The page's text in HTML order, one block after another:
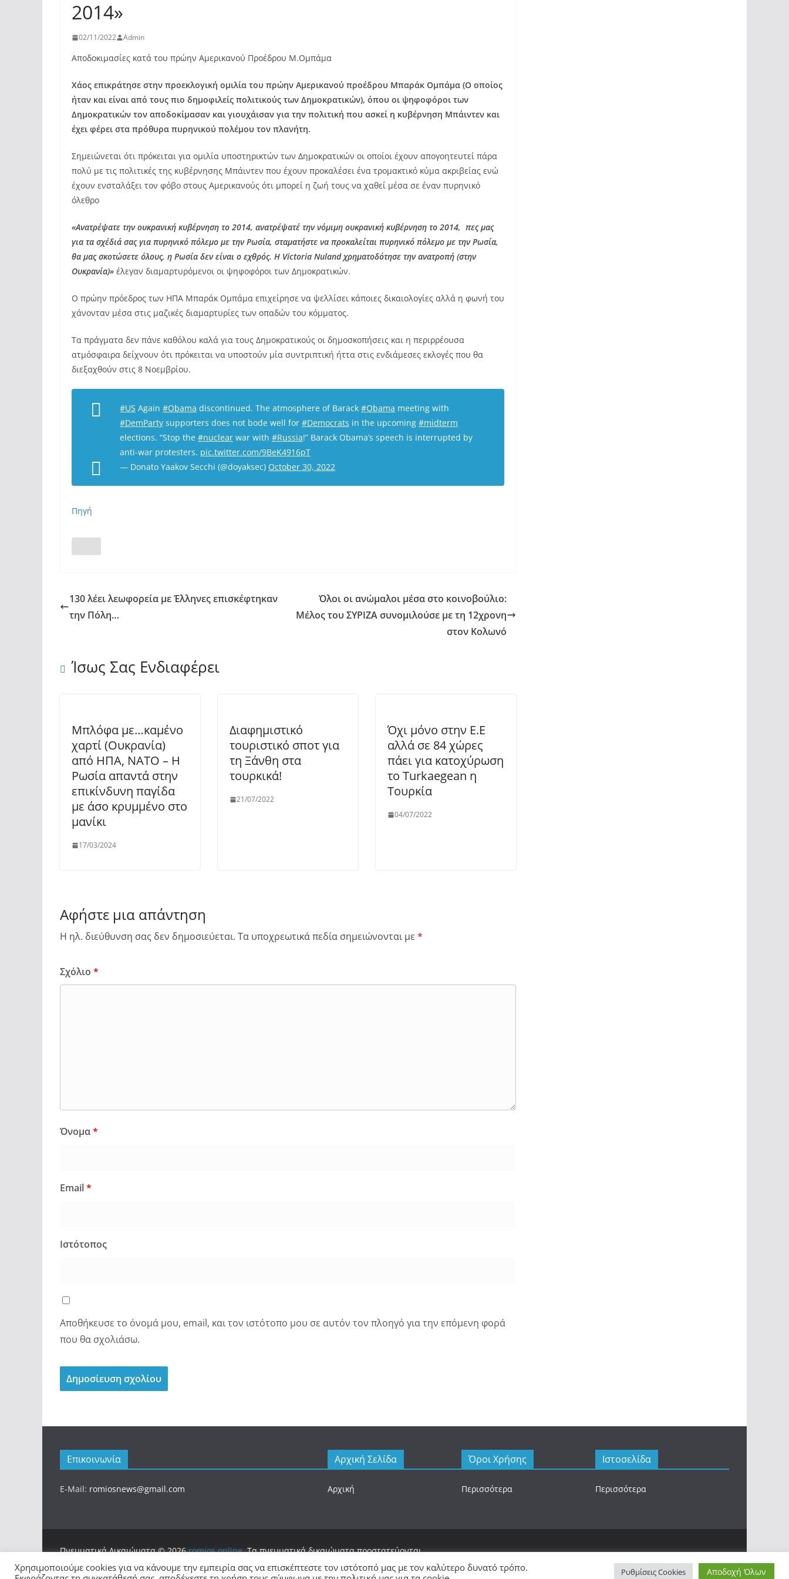
2014»
02/11/2022 Admin
Αποδοκιμασίες κατά του πρώην Αμερικανού Προέδρου Μ.Ομπάμα
Χάος επικράτησε στην προεκλογική ομιλία του πρώην Αμερικανού προέδρου Μπαράκ Ομπάμα (Ο οποίος
ήταν και είναι από τους πιο δημοφιλείς πολιτικούς των Δημοκρατικών), όπου οι ψηφοφόροι των
Δημοκρατικών τον αποδοκίμασαν και γιουχάισαν για την πολιτική που ασκεί η κυβέρνηση Μπάιντεν και
έχει φέρει στα πρόθυρα πυρηνικού πολέμου τον πλανήτη.
Σημειώνεται ότι πρόκειται για ομιλία υποστηρικτών των Δημοκρατικών οι οποίοι έχουν απογοητευτεί πάρα
πολύ με τις πολιτικές της κυβέρνησης Μπάιντεν που έχουν προκαλέσει ένα τρομακτικό κύμα ακριβείας ενώ
έχουν ενσταλάξει τον φόβο στους Αμερικανούς ότι μπορεί η ζωή τους να χαθεί μέσα σε έναν πυρηνικό
όλεθρο
«Ανατρέψατε την ουκρανική κυβέρνηση το 2014, ανατρέψατέ την νόμιμη ουκρανική κυβέρνηση το 2014, πες μας
για τα σχέδιά σας για πυρηνικό πόλεμο με την Ρωσία, σταματήστε να προκαλείται πυρηνικό πόλεμο με την Ρωσία,
θα μας σκοτώσετε όλους, η Ρωσία δεν είναι ο εχθρός. Η Victoria Nuland χρηματοδότησε την ανατροπή (στην
Ουκρανία)» έλεγαν διαμαρτυρόμενοι οι ψηφοφόροι των Δημοκρατικών.
Ο πρώην πρόεδρος των ΗΠΑ Μπαράκ Ομπάμα επιχείρησε να ψελλίσει κάποιες δικαιολογίες αλλά η φωνή του
χάνονταν μέσα στις μαζικές διαμαρτυρίες των οπαδών του κόμματος.
Τα πράγματα δεν πάνε καθόλου καλά για τους Δημοκρατικούς οι δημοσκοπήσεις και η περιρρέουσα
ατμόσφαιρα δείχνουν ότι πρόκειται να υποστούν μία συντριπτική ήττα στις ενδιάμεσες εκλογές που θα
διεξαχθούν στις 8 Νοεμβρίου.
#US Again #Obama discontinued. The atmosphere of Barack #Obama meeting with
#DemParty supporters does not bode well for #Democrats in the upcoming #midterm
elections. “Stop the #nuclear war with #Russia!” Barack Obama’s speech is interrupted by
anti-war protesters. pic.twitter.com/9BeK4916pT
— Donato Yaakov Secchi (@doyaksec) October 30, 2022
Πηγή
130 λέει λεωφορεία με Έλληνες επισκέφτηκαν
την Πόλη…
Όλοι οι ανώμαλοι μέσα στο κοινοβούλιο:
Μέλος του ΣΥΡΙΖΑ συνομιλούσε με τη 12χρονη
στον Κολωνό
Ίσως Σας Ενδιαφέρει
Μπλόφα με…καμένο
χαρτί (Ουκρανία)
από ΗΠΑ, ΝΑΤΟ – Η
Ρωσία απαντά στην
επικίνδυνη παγίδα
με άσο κρυμμένο στο
μανίκι
17/03/2024
Διαφημιστικό
τουριστικό σποτ για
τη Ξάνθη στα
τουρκικά!
21/07/2022
Όχι μόνο στην Ε.Ε
αλλά σε 84 χώρες
πάει για κατοχύρωση
το Turkaegean η
Τουρκία
04/07/2022
Αφήστε μια απάντηση
Η ηλ. διεύθυνση σας δεν δημοσιεύεται. Τα υποχρεωτικά πεδία σημειώνονται με *
Σχόλιο *
Όνομα*
Email*
Ιστότοπος
Αποθήκευσε το όνομά μου, email, και τον ιστότοπο μου σε αυτόν τον πλοηγό για την επόμενη φορά
που θα σχολιάσω.
Επικοινωνία
E-Mail: romiosnews@gmail.com
Αρχική Σελίδα
Αρχική
Όροι Χρήσης
Περισσότερα
Ιστοσελίδα
Περισσότερα
Πνευματικά Δικαιώματα © 2026romios.online. Τα πνευματικά δικαιώματα προστατεύονται.
Θέμα: ColorMagαπό ThemeGrill. Κατασκευασμένο μεWordPress.
Χρησιμοποιούμε cookies για να κάνουμε την εμπειρία σας να επισκέπτεστε τον ιστότοπό μας με τον καλύτερο δυνατό τρόπο.
Ρυθμίσεις Cookies Αποδοχή Όλων